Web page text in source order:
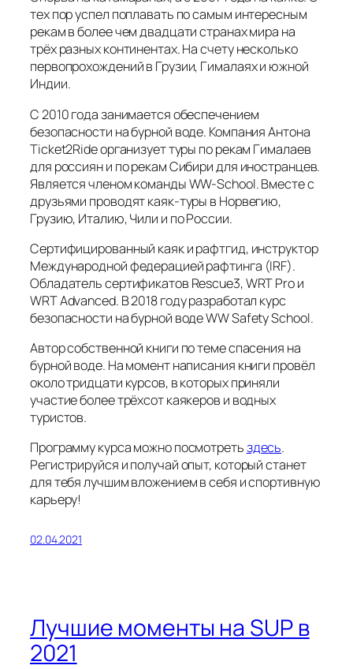
тех пор успел поплавать по самым интересным
рекам в более чем двадцати странах мира на
трёх разных континентах. На счету несколько
первопрохождений в Грузии, Гималаях и южной
Индии.
С 2010 года занимается обеспечением
безопасности на бурной воде. Компания Антона
Ticket2Ride организует туры по рекам Гималаев
для россиян и по рекам Сибири для иностранцев.
Является членом команды WW-School. Вместе с
друзьями проводят каяк-туры в Норвегию,
Грузию, Италию, Чили и по России.
Сертифицированный каяк и рафтгид, инструктор
Международной федерацией рафтинга (IRF).
Обладатель сертификатов Rescue3, WRT Pro и
WRT Advanced. В 2018 году разработал курс
безопасности на бурной воде WW Safety School.
Автор собственной книги по теме спасения на
бурной воде. На момент написания книги провёл
около тридцати курсов, в которых приняли
участие более трёхсот каякеров и водных
туристов.
Программу курса можно посмотретьздесь.
Регистрируйся и получай опыт, который станет
для тебя лучшим вложением в себя и спортивную
карьеру!
02.04.2021
Лучшие моменты на SUP в
2021